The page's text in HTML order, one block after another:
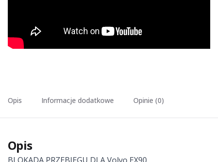
Opis Informacje dodatkowe Opinie (0)
Opis